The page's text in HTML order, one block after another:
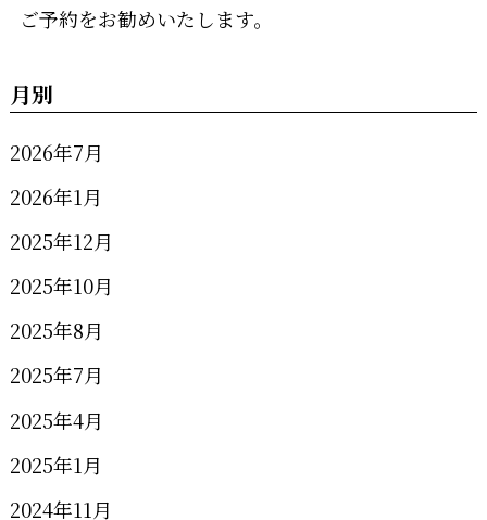
ご予約をお勧めいたします。
月別
2026年7月
2026年1月
2025年12月
2025年10月
2025年8月
2025年7月
2025年4月
2025年1月
2024年11月